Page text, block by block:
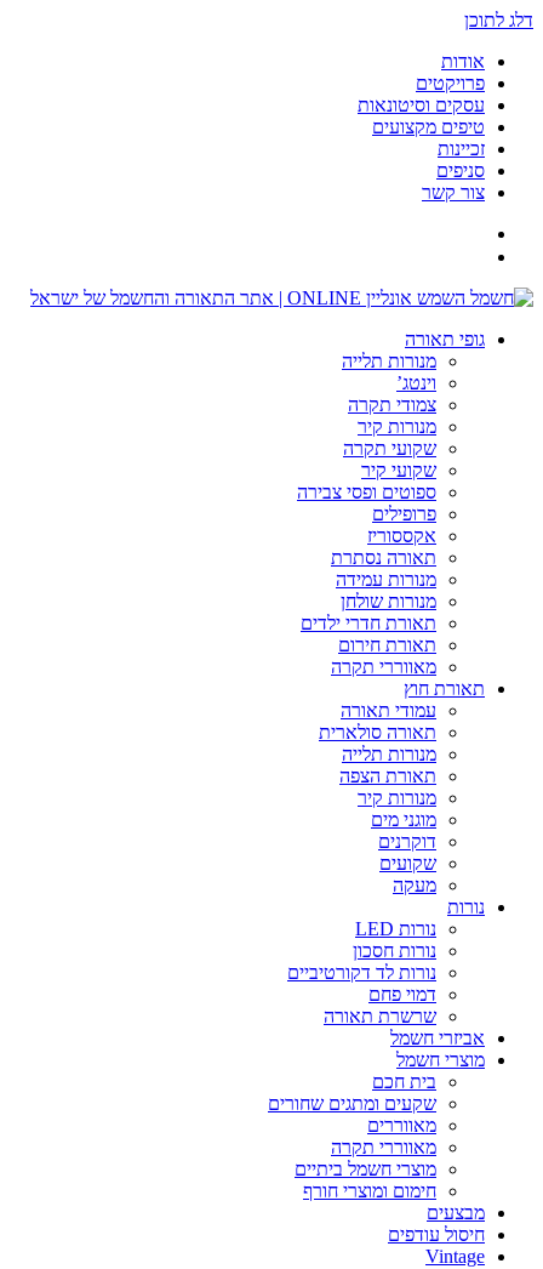
דלג לתוכן
אודות
פרויקטים
עסקים וסיטונאות
טיפים מקצועים
זכיינות
סניפים
צור קשר
גופי תאורה
מנורות תלייה
וינטג’
צמודי תקרה
מנורות קיר
שקועי תקרה
שקועי קיר
ספוטים ופסי צבירה
פרופילים
אקססוריז
תאורה נסתרת
מנורות עמידה
מנורות שולחן
תאורת חדרי ילדים
תאורת חירום
מאווררי תקרה
תאורת חוץ
עמודי תאורה
תאורה סולארית
מנורות תלייה
תאורת הצפה
מנורות קיר
מוגני מים
דוקרנים
שקועים
מעקה
נורות
נורות LED
נורות חסכון
נורות לד דקורטיביים
דמוי פחם
שרשרת תאורה
אביזרי חשמל
מוצרי חשמל
בית חכם
שקעים ומתגים שחורים
מאווררים
מאווררי תקרה
מוצרי חשמל ביתיים
חימום ומוצרי חורף
מבצעים
חיסול עודפים
Vintage